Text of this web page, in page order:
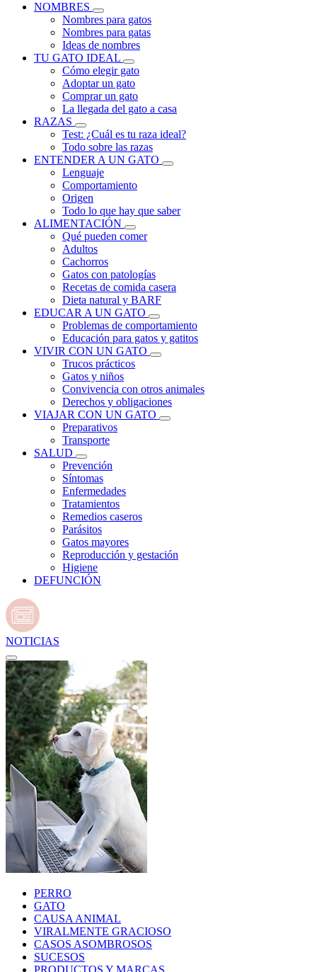
NOMBRES
Nombres para gatos
Nombres para gatas
Ideas de nombres
TU GATO IDEAL
Cómo elegir gato
Adoptar un gato
Comprar un gato
La llegada del gato a casa
RAZAS
Test: ¿Cuál es tu raza ideal?
Todo sobre las razas
ENTENDER A UN GATO
Lenguaje
Comportamiento
Origen
Todo lo que hay que saber
ALIMENTACIÓN
Qué pueden comer
Adultos
Cachorros
Gatos con patologías
Recetas de comida casera
Dieta natural y BARF
EDUCAR A UN GATO
Problemas de comportamiento
Educación para gatos y gatitos
VIVIR CON UN GATO
Trucos prácticos
Gatos y niños
Convivencia con otros animales
Derechos y obligaciones
VIAJAR CON UN GATO
Preparativos
Transporte
SALUD
Prevención
Síntomas
Enfermedades
Tratamientos
Remedios caseros
Parásitos
Gatos mayores
Reproducción y gestación
Higiene
DEFUNCIÓN
NOTICIAS
PERRO
GATO
CAUSA ANIMAL
VIRALMENTE GRACIOSO
CASOS ASOMBROSOS
SUCESOS
PRODUCTOS Y MARCAS